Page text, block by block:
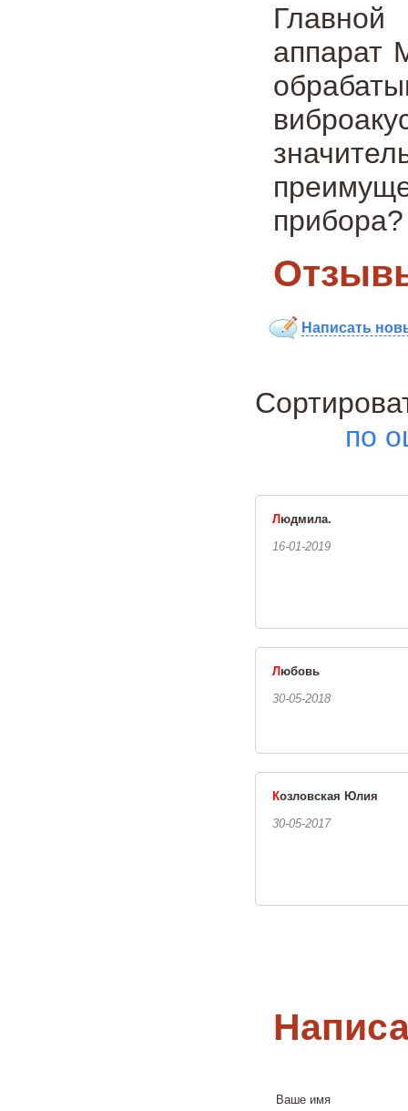
Главной
аппарат
Написать
по
Л юдмила.
16-01-2019
Л юбовь
30-05-2018
Козловская Юлия
30-05-2017
Ваше имя